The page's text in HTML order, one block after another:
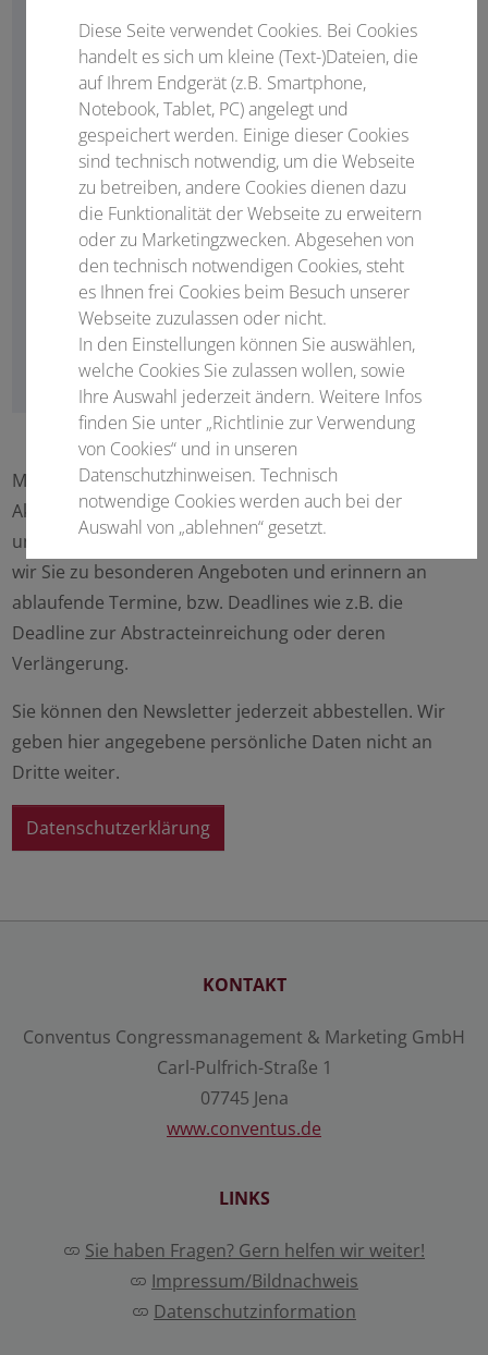
Mit unserem Newsletter sind Sie stets im Bilde über
Aktualisierungen des wissenschaftlichen Programms
und weiterer Programmangebote. Weiter informieren
wir Sie zu besonderen Angeboten und erinnern an
ablaufende Termine, bzw. Deadlines wie z.B. die
Deadline zur Abstracteinreichung oder deren
Verlängerung.
Sie können den Newsletter jederzeit abbestellen. Wir
geben hier angegebene persönliche Daten nicht an
Dritte weiter.
Datenschutzerklärung
KONTAKT
Conventus Congressmanagement & Marketing GmbH
Carl-Pulfrich-Straße 1
07745 Jena
www.conventus.de
LINKS
Sie haben Fragen? Gern helfen wir weiter!
Impressum/Bildnachweis
Datenschutzinformation
Diese Seite verwendet Cookies. Bei Cookies
handelt es sich um kleine (Text-)Dateien, die
auf Ihrem Endgerät (z.B. Smartphone,
Notebook, Tablet, PC) angelegt und
gespeichert werden. Einige dieser Cookies
sind technisch notwendig, um die Webseite
zu betreiben, andere Cookies dienen dazu
die Funktionalität der Webseite zu erweitern
oder zu Marketingzwecken. Abgesehen von
den technisch notwendigen Cookies, steht
es Ihnen frei Cookies beim Besuch unserer
Webseite zuzulassen oder nicht.
In den Einstellungen können Sie auswählen,
welche Cookies Sie zulassen wollen, sowie
Ihre Auswahl jederzeit ändern. Weitere Infos
finden Sie unter „Richtlinie zur Verwendung
von Cookies“ und in unseren
Datenschutzhinweisen. Technisch
notwendige Cookies werden auch bei der
Auswahl von „ablehnen“ gesetzt.
Notwendige Cookies
Statistisch
Externer Inhalt
Alle auswählen
Ablehnen